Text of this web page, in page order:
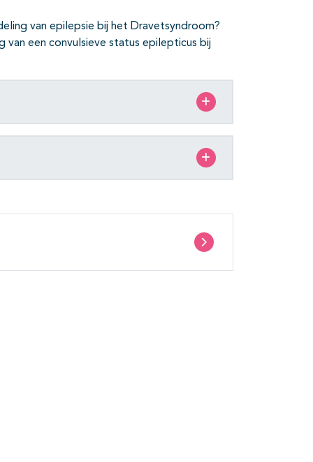
van epilepsie bij het Dravetsyndroom?
een convulsieve status epilepticus bij